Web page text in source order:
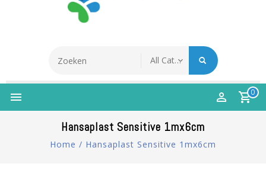
0
Hansaplast Sensitive 1mx6cm
Home / Hansaplast Sensitive 1mx6cm